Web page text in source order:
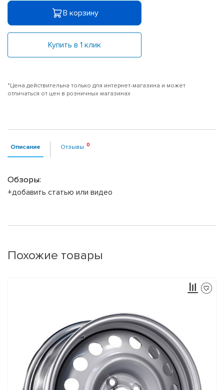
В корзину
Купить в 1 клик
*Цена действительна только для интернет-магазина и может
отличаться от цен в розничных магазинах
Описание Отзывы
Обзоры:
+добавить статью или видео
Похожие товары